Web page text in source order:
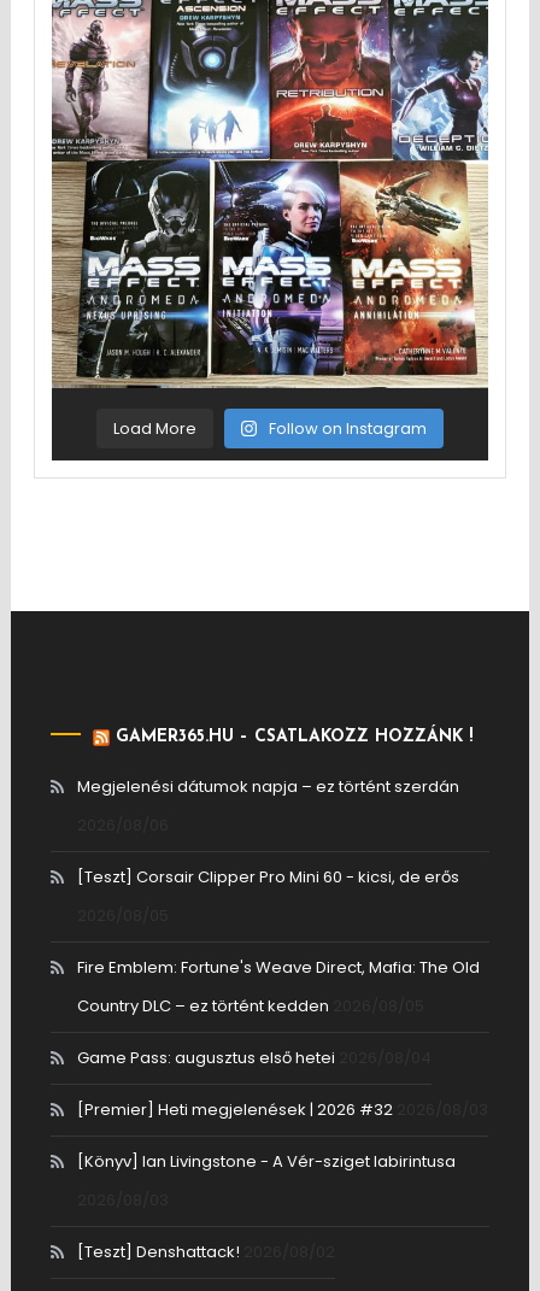
Load More Follow on Instagram
GAMER365.HU – CSATLAKOZZ HOZZÁNK !
Megjelenési dátumok napja – ez történt szerdán
[Teszt] Corsair Clipper Pro Mini 60 - kicsi, de erős
Fire Emblem: Fortune's Weave Direct, Mafia: The Old
Country DLC – ez történt kedden
Game Pass: augusztus első hetei
[Premier] Heti megjelenések | 2026 #32
[Könyv] Ian Livingstone - A Vér-sziget labirintusa
[Teszt] Denshattack!